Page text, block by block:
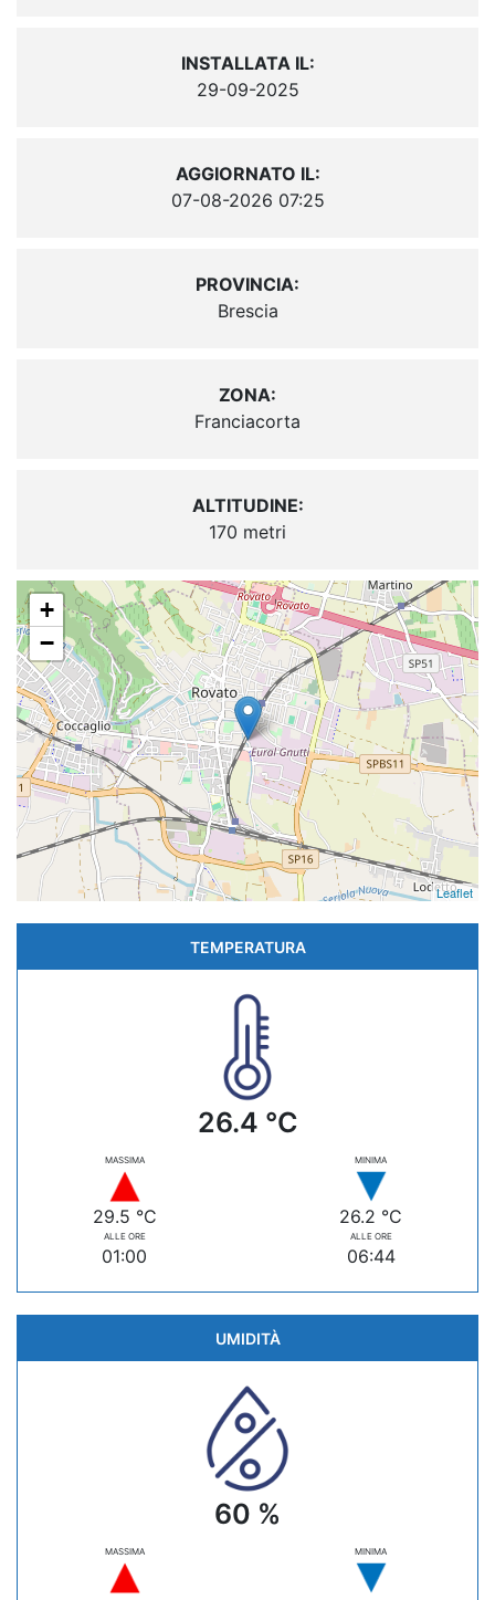
INSTALLATA IL:
29-09-2025
AGGIORNATO IL:
07-08-2026 07:25
PROVINCIA:
Brescia
ZONA:
Franciacorta
ALTITUDINE:
170 metri
+
−
Leaflet
TEMPERATURA
26.4 °C
MASSIMA
29.5 °C
ALLE ORE
01:00
MINIMA
26.2 °C
ALLE ORE
06:44
UMIDITÀ
60 %
MASSIMA MINIMA